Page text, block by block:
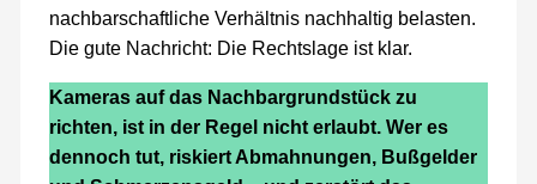
nachbarschaftliche Verhältnis nachhaltig belasten.
Die gute Nachricht: Die Rechtslage ist klar.
Kameras auf das Nachbargrundstück zu
richten, ist in der Regel nicht erlaubt. Wer es
dennoch tut, riskiert Abmahnungen, Bußgelder